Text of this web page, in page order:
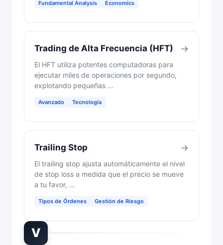
Fundamental Analysis Economics
Trading de Alta Frecuencia (HFT)
El HFT utiliza potentes computadoras para
ejecutar miles de operaciones por segundo,
explotando pequeñas …
Avanzado Tecnología
→
Trailing Stop
El trailing stop ajusta automáticamente el nivel
de stop loss a medida que el precio se mueve
a tu favor, …
Tipos de Órdenes Gestión de Riesgo
→
V